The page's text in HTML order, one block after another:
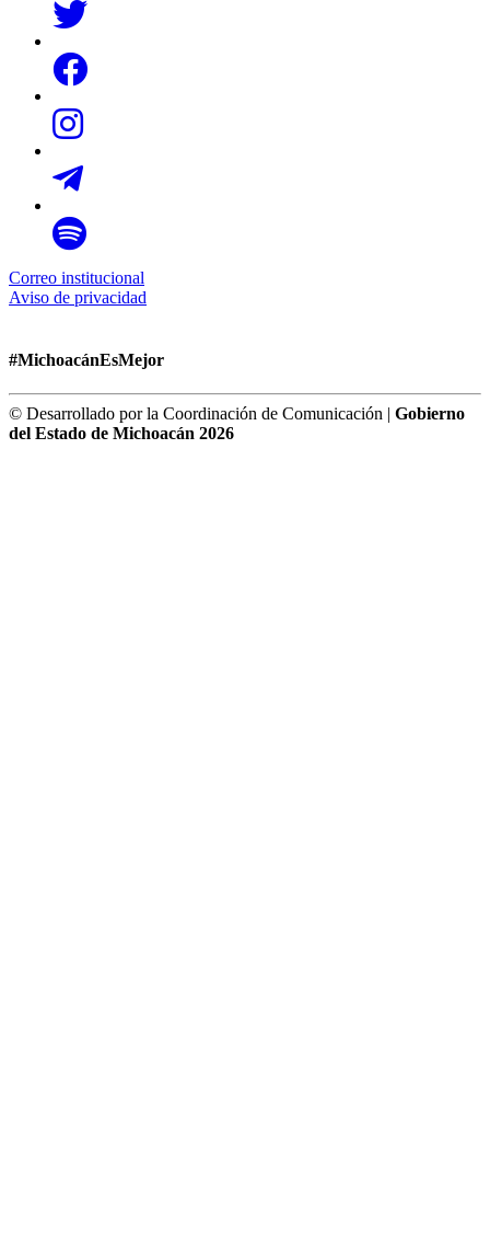
Correo institucional
Aviso de privacidad
#MichoacánEsMejor
© Desarrollado por la Coordinación de Comunicación | Gobierno
del Estado de Michoacán 2026